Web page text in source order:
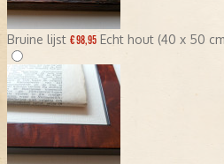
Bruine lijst € 98,95 Echt hout (40 x 50